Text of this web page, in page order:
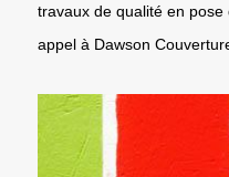
travaux de qualité en pose
appel à Dawson